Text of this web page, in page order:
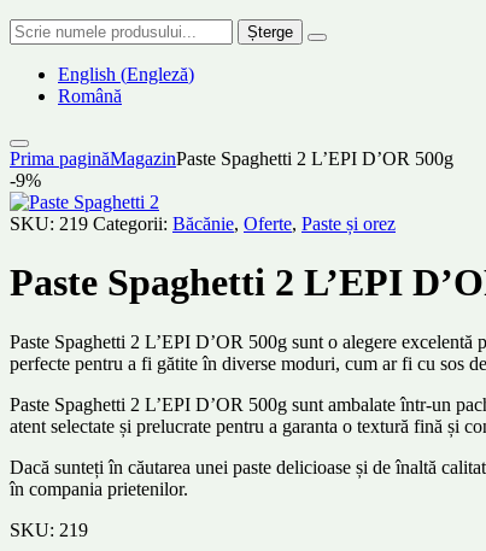
Șterge
English (Engleză)
Română
Prima paginăMagazinPaste Spaghetti 2 L’EPI D’OR 500g
-9%
SKU: 219 Categorii: Băcănie, Oferte, Paste și orez
Paste Spaghetti 2 L’EPI
Paste Spaghetti 2 L’EPI D’OR 500g sunt o alegere
perfecte pentru a fi gătite în diverse moduri, cum ar fi cu sos
Paste Spaghetti 2 L’EPI D’OR 500g sunt ambalate într-un
atent selectate și prelucrate pentru a garanta o textură fină și
Dacă sunteți în căutarea unei paste delicioase și de înaltă
în compania prietenilor.
SKU: 219